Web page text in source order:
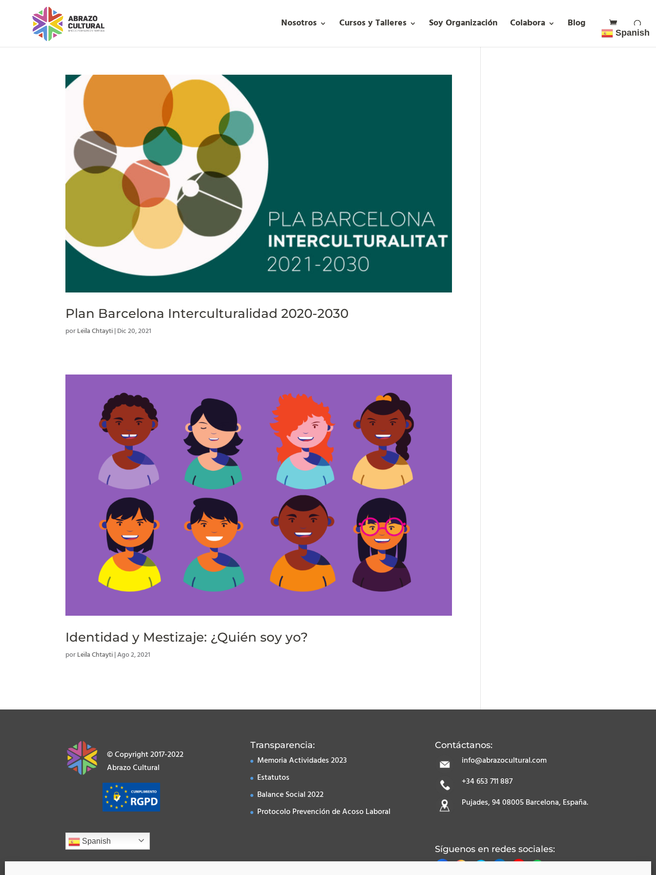
Nosotros Cursos y Talleres Soy Organización Colabora Blog
Spanish
Plan Barcelona Interculturalidad 2020-2030
porLeïla Chtayti|Dic 20, 2021
Identidad y Mestizaje: ¿Quién soy yo?
porLeïla Chtayti|Ago 2, 2021
© Copyright 2017-2022
Abrazo Cultural
Spanish
Transparencia:
Memoria Actividades 2023
Estatutos
Balance Social 2022
Protocolo Prevención de Acoso Laboral
Contáctanos:
info@abrazocultural.com
+34 653 711 887
Pujades, 94 08005 Barcelona, España.
Síguenos en redes sociales: